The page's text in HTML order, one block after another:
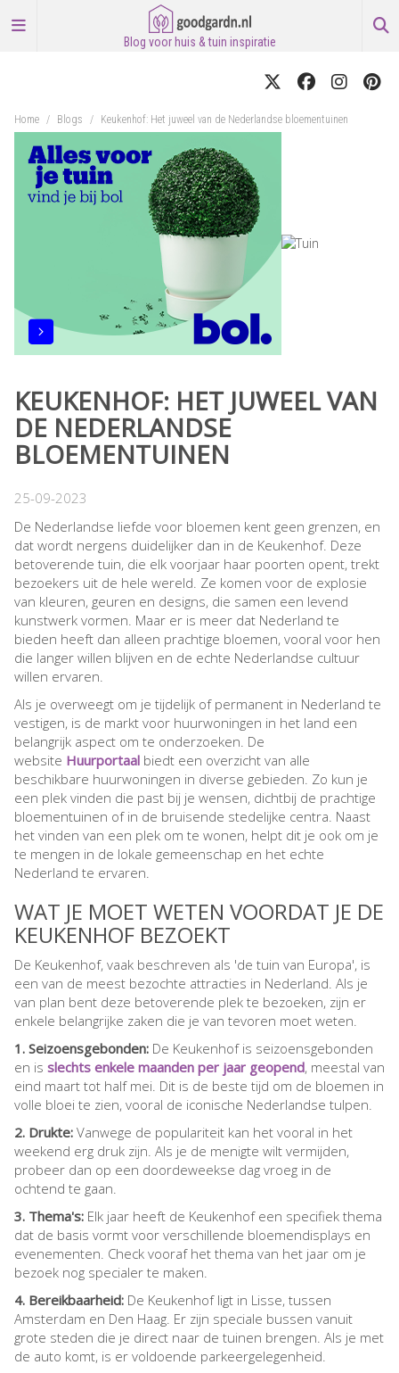
Blog voor huis & tuin inspiratie
Home / Blogs / Keukenhof: Het juweel van de Nederlandse bloementuinen
KEUKENHOF: HET JUWEEL VAN
DE NEDERLANDSE
BLOEMENTUINEN
25-09-2023
De Nederlandse liefde voor bloemen kent geen grenzen, en
dat wordt nergens duidelijker dan in de Keukenhof. Deze
betoverende tuin, die elk voorjaar haar poorten opent, trekt
bezoekers uit de hele wereld. Ze komen voor de explosie
van kleuren, geuren en designs, die samen een levend
kunstwerk vormen. Maar er is meer dat Nederland te
bieden heeft dan alleen prachtige bloemen, vooral voor hen
die langer willen blijven en de echte Nederlandse cultuur
willen ervaren.
Als je overweegt om je tijdelijk of permanent in Nederland te
vestigen, is de markt voor huurwoningen in het land een
belangrijk aspect om te onderzoeken. De
website Huurportaal biedt een overzicht van alle
beschikbare huurwoningen in diverse gebieden. Zo kun je
een plek vinden die past bij je wensen, dichtbij de prachtige
bloementuinen of in de bruisende stedelijke centra. Naast
het vinden van een plek om te wonen, helpt dit je ook om je
te mengen in de lokale gemeenschap en het echte
Nederland te ervaren.
WAT JE MOET WETEN VOORDAT JE DE
KEUKENHOF BEZOEKT
De Keukenhof, vaak beschreven als 'de tuin van Europa', is
een van de meest bezochte attracties in Nederland. Als je
van plan bent deze betoverende plek te bezoeken, zijn er
enkele belangrijke zaken die je van tevoren moet weten.
1. Seizoensgebonden: De Keukenhof is seizoensgebonden
en is slechts enkele maanden per jaar geopend, meestal van
eind maart tot half mei. Dit is de beste tijd om de bloemen in
volle bloei te zien, vooral de iconische Nederlandse tulpen.
2. Drukte: Vanwege de populariteit kan het vooral in het
weekend erg druk zijn. Als je de menigte wilt vermijden,
probeer dan op een doordeweekse dag vroeg in de
ochtend te gaan.
3. Thema's: Elk jaar heeft de Keukenhof een specifiek thema
dat de basis vormt voor verschillende bloemendisplays en
evenementen. Check vooraf het thema van het jaar om je
bezoek nog specialer te maken.
4. Bereikbaarheid: De Keukenhof ligt in Lisse, tussen
Amsterdam en Den Haag. Er zijn speciale bussen vanuit
grote steden die je direct naar de tuinen brengen. Als je met
de auto komt, is er voldoende parkeergelegenheid.